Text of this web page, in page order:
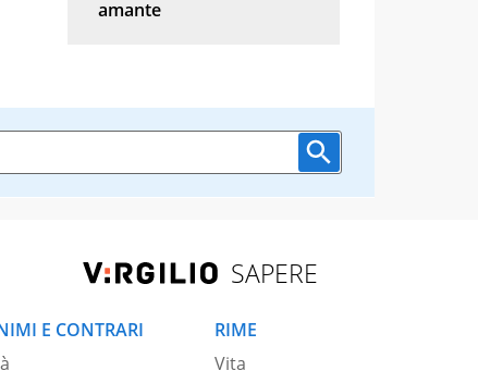
amante
SAPERE
E CONTRARI
RIME
Vita